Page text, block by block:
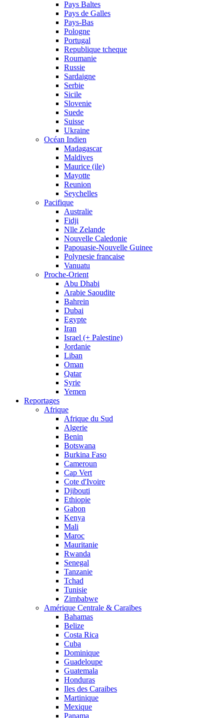
Pays Baltes
Pays de Galles
Pays-Bas
Pologne
Portugal
Republique tcheque
Roumanie
Russie
Sardaigne
Serbie
Sicile
Slovenie
Suede
Suisse
Ukraine
Océan Indien
Madagascar
Maldives
Maurice (ile)
Mayotte
Reunion
Seychelles
Pacifique
Australie
Fidji
Nlle Zelande
Nouvelle Caledonie
Papouasie-Nouvelle Guinee
Polynesie francaise
Vanuatu
Proche-Orient
Abu Dhabi
Arabie Saoudite
Bahrein
Dubai
Egypte
Iran
Israel (+ Palestine)
Jordanie
Liban
Oman
Qatar
Syrie
Yemen
Reportages
Afrique
Afrique du Sud
Algerie
Benin
Botswana
Burkina Faso
Cameroun
Cap Vert
Cote d'Ivoire
Djibouti
Ethiopie
Gabon
Kenya
Mali
Maroc
Mauritanie
Rwanda
Senegal
Tanzanie
Tchad
Tunisie
Zimbabwe
Amérique Centrale & Caraïbes
Bahamas
Belize
Costa Rica
Cuba
Dominique
Guadeloupe
Guatemala
Honduras
Iles des Caraibes
Martinique
Mexique
Panama